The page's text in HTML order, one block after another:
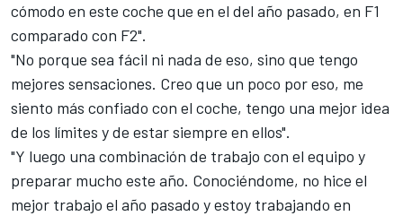
cómodo en este coche que en el del año pasado, en F1
comparado con F2".
"No porque sea fácil ni nada de eso, sino que tengo
mejores sensaciones. Creo que un poco por eso, me
siento más confiado con el coche, tengo una mejor idea
de los límites y de estar siempre en ellos".
"Y luego una combinación de trabajo con el equipo y
preparar mucho este año. Conociéndome, no hice el
mejor trabajo el año pasado y estoy trabajando en